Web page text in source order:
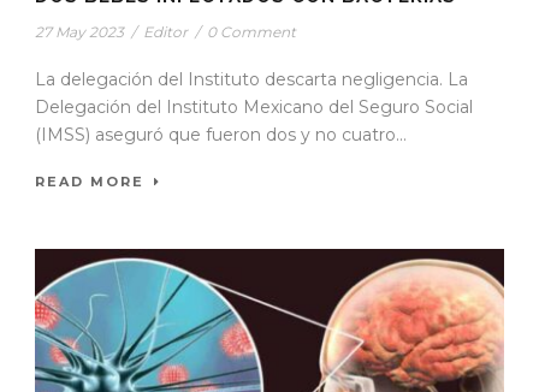
27 May 2023 / Editor / 0 Comment
La delegación del Instituto descarta negligencia. La
Delegación del Instituto Mexicano del Seguro Social
(IMSS) aseguró que fueron dos y no cuatro...
READ MORE